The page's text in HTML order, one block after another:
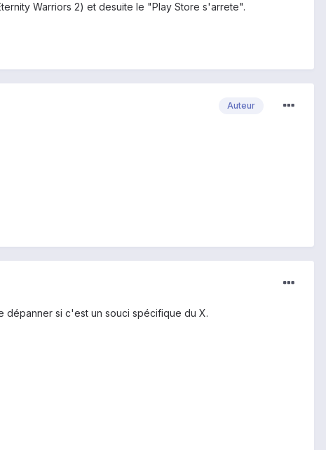
Warriors 2) et desuite le "Play Store s'arrete".
Auteur
dépanner si c'est un souci spécifique du X.